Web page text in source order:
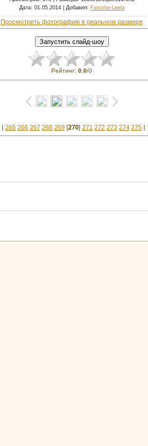
Дата
Добавил: Favorite-Leela
Просмотреть фотографию в реальном размере
Рейтинг: 0.0/0
| 265 266 267 268 269 [270] 271 272 273 274 275 |